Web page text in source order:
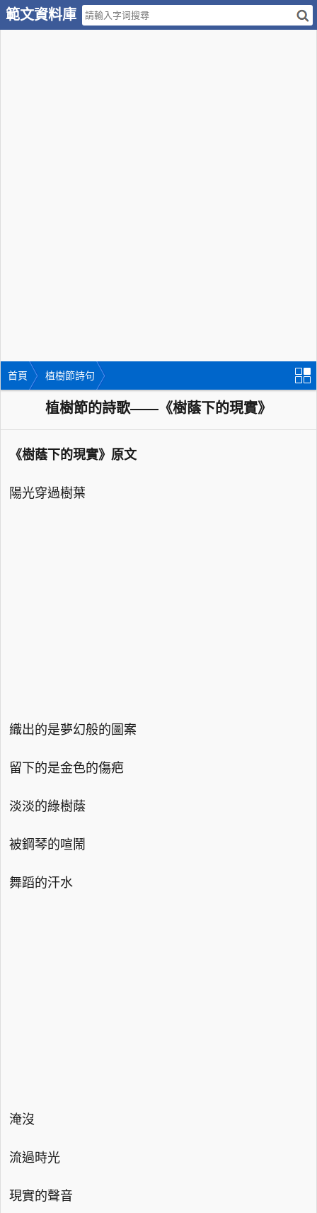
範文資料庫
首頁 植樹節詩句
植樹節的詩歌——《樹蔭下的現實》
《樹蔭下的現實》原文
陽光穿過樹葉
織出的是夢幻般的圖案
留下的是金色的傷疤
淡淡的綠樹蔭
被鋼琴的喧鬧
舞蹈的汗水
淹沒
流過時光
現實的聲音